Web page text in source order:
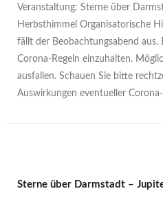
Veranstaltung: Sterne über
Herbsthimmel Organisatorische
fällt der Beobachtungsabend aus.
Corona-Regeln einzuhalten.
ausfallen. Schauen Sie bitte
Auswirkungen eventueller
Sterne über Darmstadt –